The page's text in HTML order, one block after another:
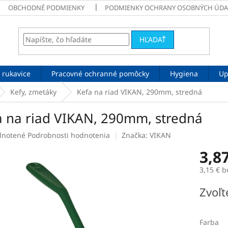
OBCHODNÉ PODMIENKY PODMIENKY OCHRANY OSOBNÝCH
HĽADAŤ
rukavice Pracovné ochranné pomôcky Hygiena
Kefy, zmetáky Kefa na riad VIKAN, 290mm, stredná
na riad VIKAN, 290mm, stredná
Podrobnosti hodnotenia Značka: VIKAN
3,15 €
cena:
Farba